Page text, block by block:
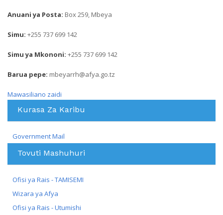
Anuani ya Posta: Box 259, Mbeya
Simu: +255 737 699 142
Simu ya Mkononi: +255 737 699 142
Barua pepe: mbeyarrh@afya.go.tz
Mawasiliano zaidi
Kurasa Za Karibu
Government Mail
Tovuti Mashuhuri
Ofisi ya Rais - TAMISEMI
Wizara ya Afya
Ofisi ya Rais - Utumishi